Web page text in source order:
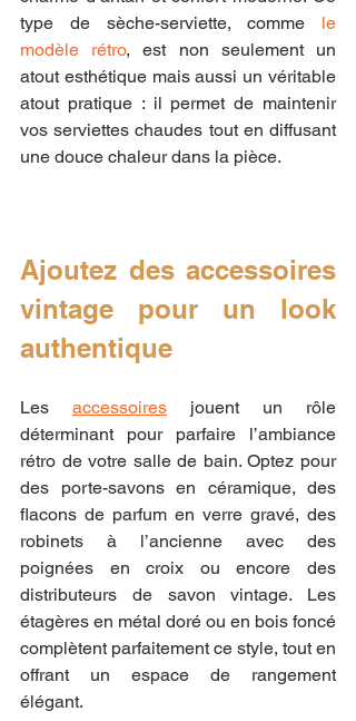
type de sèche-serviette, comme le
modèle rétro, est non seulement un
atout esthétique mais aussi un véritable
atout pratique : il permet de maintenir
vos serviettes chaudes tout en diffusant
une douce chaleur dans la pièce.
Ajoutez des accessoires
vintage pour un look
authentique
Les accessoires jouent un rôle
déterminant pour parfaire l’ambiance
rétro de votre salle de bain. Optez pour
des porte-savons en céramique, des
flacons de parfum en verre gravé, des
robinets à l’ancienne avec des
poignées en croix ou encore des
distributeurs de savon vintage. Les
étagères en métal doré ou en bois foncé
complètent parfaitement ce style, tout en
offrant un espace de rangement
élégant.